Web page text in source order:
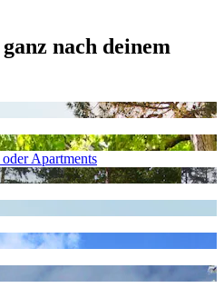
nach deinem
Apartments